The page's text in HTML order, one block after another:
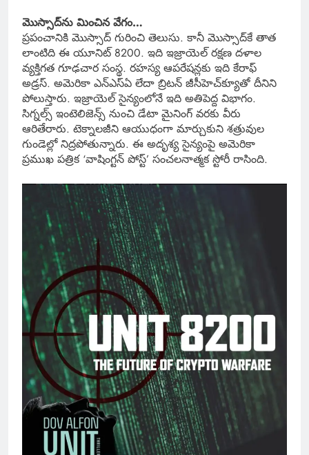
మొస్సాద్‌ను మించిన వేగం…
ప్రపంచానికి మొస్సాద్ గురించి తెలుసు. కానీ మొస్సాద్‌కే తాత
లాంటిది ఈ యూనిట్ 8200. ఇది ఇజ్రాయెల్ రక్షణ దళాల
వ్యక్తిగత గూఢచార సంస్థ. రహస్య ఆపరేషన్లకు ఇది కేరాఫ్
అడ్రస్. అమెరికా ఎన్‌ఎస్‌ఏ లేదా బ్రిటన్ జీసీహెచ్‌క్యూతో దీనిని
పోలుస్తారు. ఇజ్రాయెల్ సైన్యంలోనే ఇది అతిపెద్ద విభాగం.
సిగ్నల్స్ ఇంటెలిజెన్స్ నుంచి డేటా మైనింగ్ వరకు వీరు
ఆరితేరారు. టెక్నాలజీని ఆయుధంగా మార్చుకుని శత్రువుల
గుండెల్లో నిద్రపోతున్నారు. ఈ అదృశ్య సైన్యంపై అమెరికా
ప్రముఖ పత్రిక ‘వాషింగ్టన్ పోస్ట్’ సంచలనాత్మక స్టోరీ రాసింది.